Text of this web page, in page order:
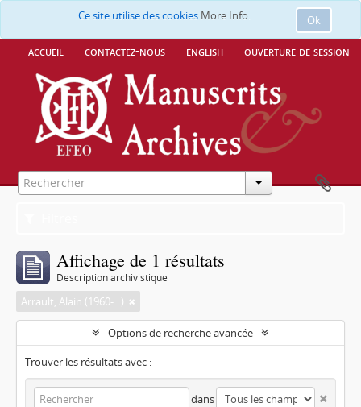
Ok
Ce site utilise des cookies More Info.
accueil contactez-nous english ouverture de session
Affichage de 1 résultats
Description archivistique
Arrault, Alain (1960-...)
Options de recherche avancée
Trouver les résultats avec :
dans